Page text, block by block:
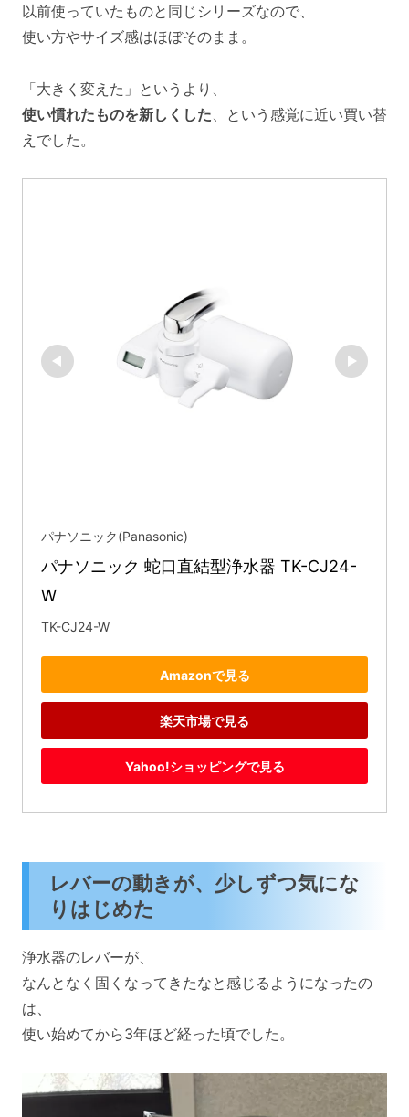
以前使っていたものと同じシリーズなので、
使い方やサイズ感はほぼそのまま。
「大きく変えた」というより、
使い慣れたものを新しくした 、という感覚に近い買い替
えでした。
パナソニック(Panasonic)
パナソニック 蛇口直結型浄水器 TK-CJ24-
W
TK-CJ24-W
Amazonで見る
楽天市場で見る
Yahoo!ショッピングで見る
レバーの動きが、少しずつ気にな
りはじめた
浄水器のレバーが、
なんとなく固くなってきたなと感じるようになったの
は、
使い始めてから3年ほど経った頃でした。